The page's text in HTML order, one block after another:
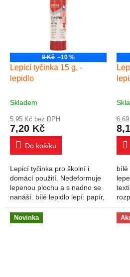
8 Kč –10 %
Lepicí tyčinka 15 g. -
lepidlo
Skladem
5,95 Kč bez DPH
7,20 Kč
Do košíku
Lepicí tyčinka pro školní i
domácí použití. Nedeformuje
lepenou plochu a s nadno se
nanáší. bílé lepidlo lepí: papír,
lepenku, fotografický papír,
textilie, atd. neobsahuje...
bílé
Novinka